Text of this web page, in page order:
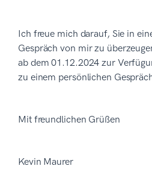
Ich freue mich darauf, Sie in
Gespräch von mir zu
ab dem 01.12.2024 zur
zu einem persönlichen
Mit freundlichen Grüßen
Kevin Maurer